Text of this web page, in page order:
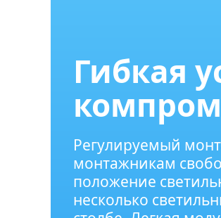
Гибкая
Регулируемый
монтажникам
положение
несколько